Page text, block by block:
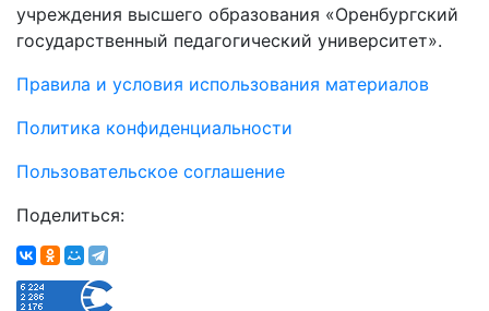
учреждения высшего образования «Оренбургский
государственный педагогический университет».
Правила и условия использования материалов
Политика конфиденциальности
Пользовательское соглашение
Поделиться: